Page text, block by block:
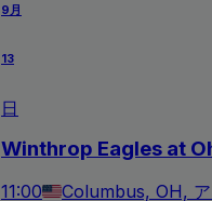
9月
13
日
Winthrop Eagles at
11:00 Columbus, OH, ア